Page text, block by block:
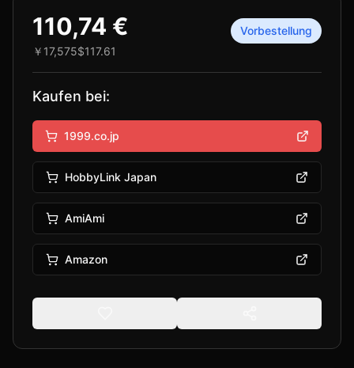
110,74 €
￥17,575$117.61
Vorbestellung
Kaufen bei:
1999.co.jp
HobbyLink Japan
AmiAmi
Amazon